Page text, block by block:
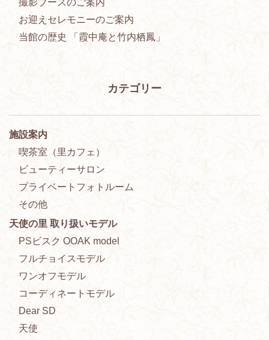
撮影ブースのご案内
お迎えセレモニーのご案内
当館の歴史 「霞中庵と竹内栖鳳」
カテゴリー
施設案内
喫茶室（里カフェ）
ビューティーサロン
プライベートフォトルーム
その他
天使の里 取り扱いモデル
PSビスク OOAK model
フルチョイスモデル
ワンオフモデル
コーディネートモデル
Dear SD
天使